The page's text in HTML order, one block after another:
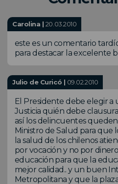
Carolina | 20.03.2010
este es un comentario
para destacar la excelente
Julio de Curicó | 09.02.2010
El Presidente debe elegir
Justicia quién debe
así los delincuentes
Ministro de Salud para que
la salud de los chilenos
por vocación y no por
educación para que la
mejor calidad.. y un buen
Metropolitana y que la